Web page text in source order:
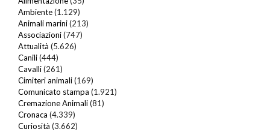
Ambiente(1.129)
Animali marini(213)
Associazioni(747)
Attualità (5.626)
Canili(444)
Cavalli(261)
Cimiteri animali(169)
Comunicato stampa (1.921)
Cremazione Animali(81)
Cronaca (4.339)
Curiosità (3.662)